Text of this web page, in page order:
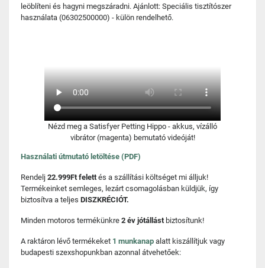
leöblíteni és hagyni megszáradni. Ajánlott: Speciális tisztítószer
használata (06302500000) - külön rendelhető.
Nézd meg a Satisfyer Petting Hippo - akkus, vízálló
vibrátor (magenta) bemutató videóját!
Használati útmutató letöltése (PDF)
Rendelj 22.999Ft felettés a szállítási költséget mi álljuk!
Termékeinket semleges, lezárt csomagolásban küldjük, így
biztosítva a teljes DISZKRÉCIÓT.
Minden motoros termékünkre 2 év jótállást biztosítunk!
A raktáron lévő termékeket 1 munkanap alatt kiszállítjuk vagy
budapesti szexshopunkban azonnal átvehetőek: